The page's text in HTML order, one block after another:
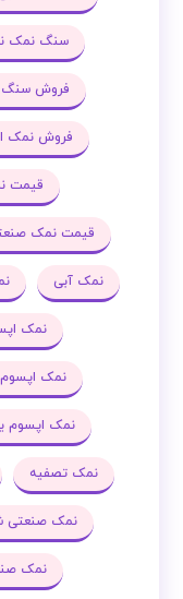
سنگ نمک
فروش
فروش نمک
قیمت
قیمت نمک
نمک آبی
نمک
نمک اپسوم
نمک اپسوم
نمک تصفیه
نمک صنعتی
نمک